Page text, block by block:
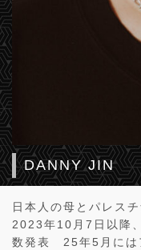
DANNY JIN
日本人の母とパレス
2023年10月7日以降
数発表 25年5月には